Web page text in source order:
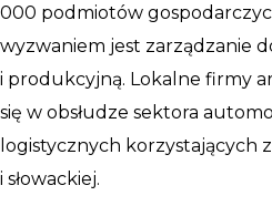
000 podmiotów
wyzwaniem jest zarządzanie
i produkcyjną. Lokalne firmy
się w obsłudze sektora
logistycznych korzystających
i słowackiej.